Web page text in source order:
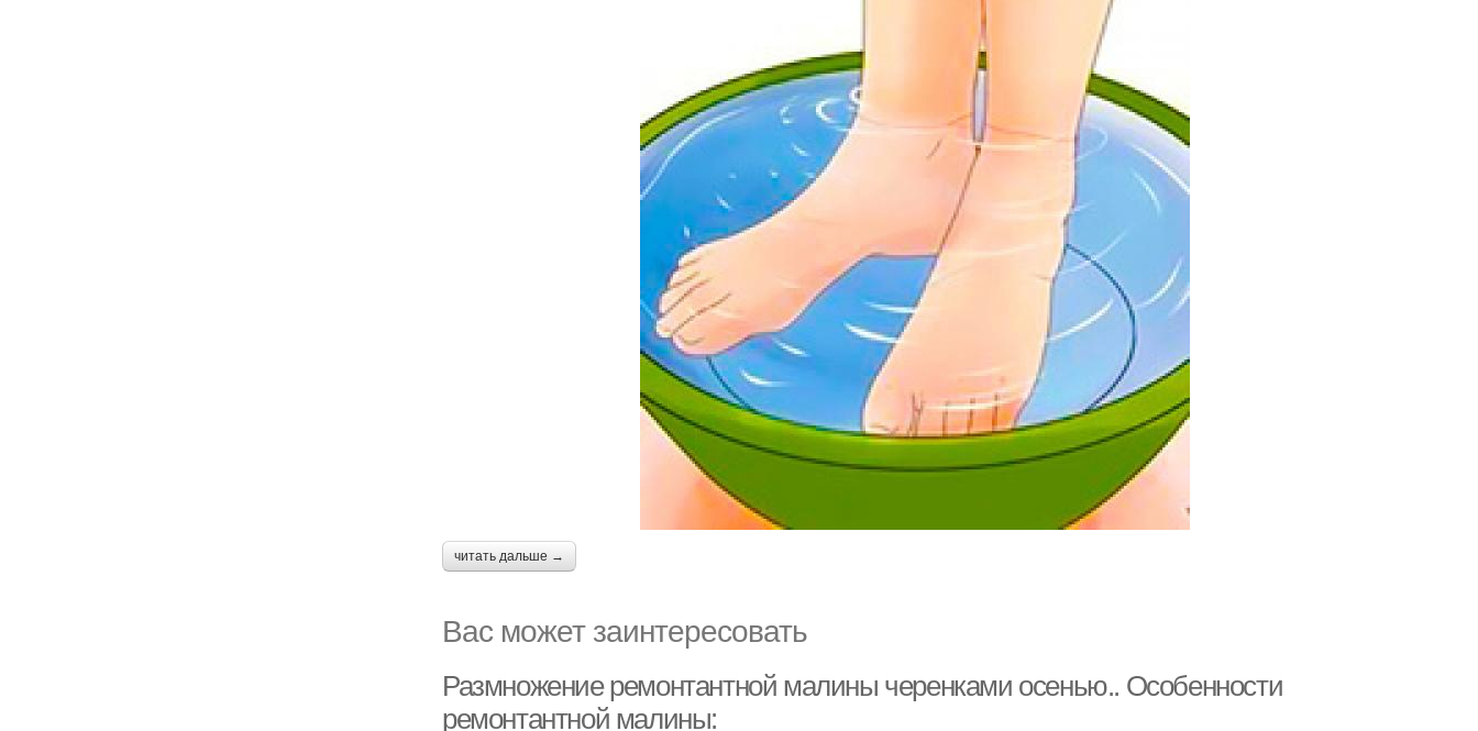
читать дальше →
Вас может заинтересовать
Размножение ремонтантной малины черенками осенью.. Особенности
ремонтантной малины: